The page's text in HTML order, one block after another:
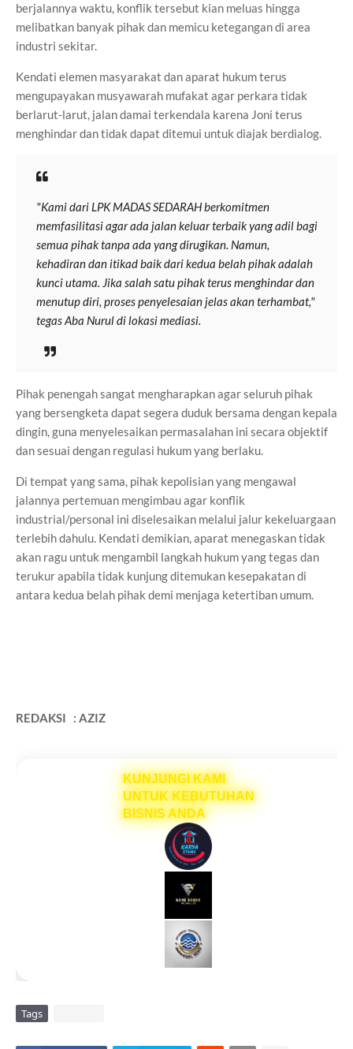
berjalannya waktu, konflik tersebut kian meluas hingga
melibatkan banyak pihak dan memicu ketegangan di area
industri sekitar.
Kendati elemen masyarakat dan aparat hukum terus
mengupayakan musyawarah mufakat agar perkara tidak
berlarut-larut, jalan damai terkendala karena Joni terus
menghindar dan tidak dapat ditemui untuk diajak berdialog.
"Kami dari LPK MADAS SEDARAH berkomitmen
memfasilitasi agar ada jalan keluar terbaik yang adil bagi
semua pihak tanpa ada yang dirugikan. Namun,
kehadiran dan itikad baik dari kedua belah pihak adalah
kunci utama. Jika salah satu pihak terus menghindar dan
menutup diri, proses penyelesaian jelas akan terhambat,"
tegas Aba Nurul di lokasi mediasi.
Pihak penengah sangat mengharapkan agar seluruh pihak
yang bersengketa dapat segera duduk bersama dengan kepala
dingin, guna menyelesaikan permasalahan ini secara objektif
dan sesuai dengan regulasi hukum yang berlaku.
Di tempat yang sama, pihak kepolisian yang mengawal
jalannya pertemuan mengimbau agar konflik
industrial/personal ini diselesaikan melalui jalur kekeluargaan
terlebih dahulu. Kendati demikian, aparat menegaskan tidak
akan ragu untuk mengambil langkah hukum yang tegas dan
terukur apabila tidak kunjung ditemukan kesepakatan di
antara kedua belah pihak demi menjaga ketertiban umum.
REDAKSI : AZIZ
KUNJUNGI KAMI
UNTUK KEBUTUHAN
BISNIS ANDA
Tags